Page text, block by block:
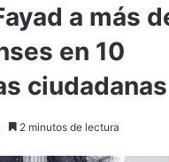
a más
en 10
ciudadanas
2 minutos de lectura